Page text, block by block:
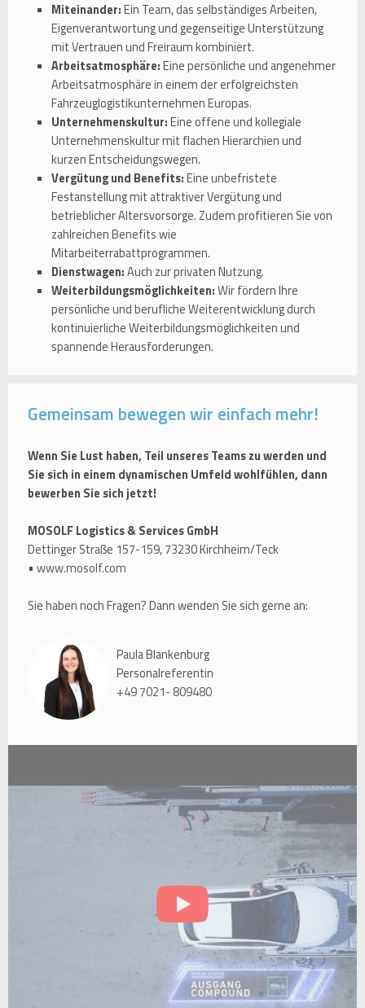
Miteinander:Ein Team, das selbständiges Arbeiten,
Eigenverantwortung und gegenseitige Unterstützung
mit Vertrauen und Freiraum kombiniert.
Arbeitsatmosphäre:Eine persönliche und angenehmer
Arbeitsatmosphäre in einem der erfolgreichsten
Fahrzeuglogistikunternehmen Europas.
Unternehmenskultur:Eine offene und kollegiale
Unternehmenskultur mit flachen Hierarchien und
kurzen Entscheidungswegen.
Vergütung und Benefits:Eine unbefristete
Festanstellung mit attraktiver Vergütung und
betrieblicher Altersvorsorge. Zudem profitieren Sie von
zahlreichen Benefits wie
Mitarbeiterrabattprogrammen.
Dienstwagen:Auch zur privaten Nutzung.
Weiterbildungsmöglichkeiten:Wir fördern Ihre
persönliche und berufliche Weiterentwicklung durch
kontinuierliche Weiterbildungsmöglichkeiten und
spannende Herausforderungen.
Gemeinsam bewegen wir einfach mehr!
Wenn Sie Lust haben, Teil unseres Teams zu werden und
Sie sich in einem dynamischen Umfeld wohlfühlen, dann
bewerben Sie sich jetzt!
MOSOLF Logistics & Services GmbH
Dettinger Straße 157-159, 73230 Kirchheim/Teck
• www.mosolf.com
Sie haben noch Fragen? Dann wenden Sie sich gerne an:
Paula Blankenburg
Personalreferentin
+49 7021- 809480